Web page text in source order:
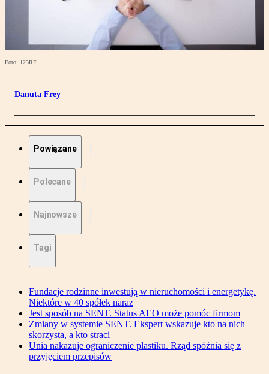
Foto: 123RF
Danuta Frey
Powiązane
Polecane
Najnowsze
Tagi
Fundacje rodzinne inwestują w nieruchomości i energetykę.
Niektóre w 40 spółek naraz
Jest sposób na SENT. Status AEO może pomóc firmom
Zmiany w systemie SENT. Ekspert wskazuje kto na nich
skorzysta, a kto straci
Unia nakazuje ograniczenie plastiku. Rząd spóźnia się z
przyjęciem przepisów